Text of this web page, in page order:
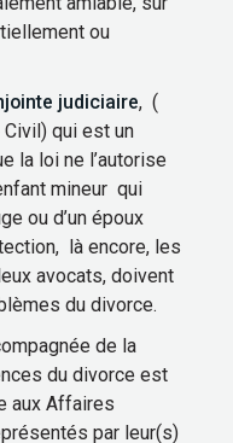
ou
judiciaire, (
qui est un
la loi ne l’autorise
mineur qui
ou d’un époux
là encore, les
avocats, doivent
du divorce.
de la
du divorce est
aux Affaires
par leur(s)